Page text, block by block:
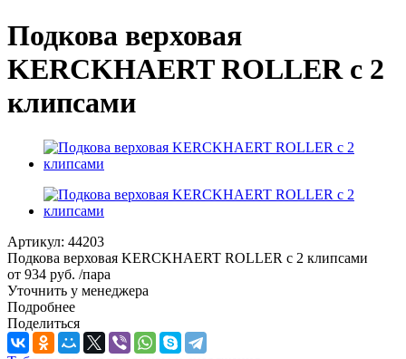
Подкова верховая
KERCKHAERT ROLLER с 2
клипсами
Артикул: 44203
Подкова верховая KERCKHAERT ROLLER с 2 клипсами
от 934 руб. /пара
Уточнить у менеджера
Подробнее
Поделиться